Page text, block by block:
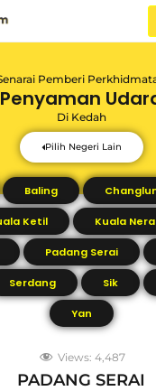
Pemberi
Penyaman
Di Kedah
Pilih Negeri Lain
Baling
Ketil Kuala
Padang Serai
Serdang Sik
Yan
Views: 4,487
PADANG SERAI